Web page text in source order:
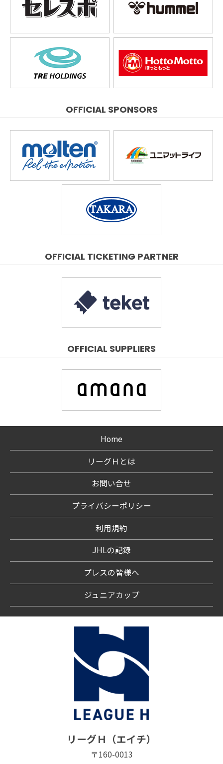
OFFICIAL SPONSORS
OFFICIAL TICKETING PARTNER
OFFICIAL SUPPLIERS
Home
リーグＨとは
お問い合せ
プライバシーポリシー
利用規約
JHLの記録
プレスの皆様へ
ジュニアカップ
リーグＨ（エイチ）
〒160-0013